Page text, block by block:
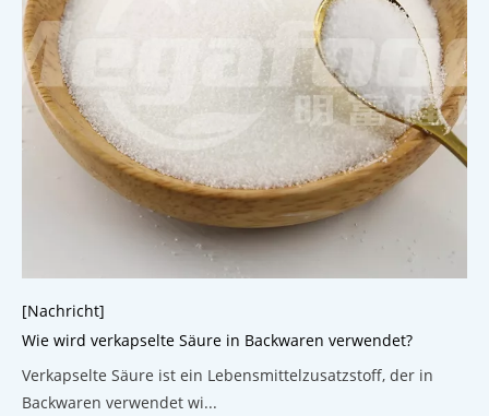
[Nachricht]
Wie wird verkapselte Säure in Backwaren verwendet?
Verkapselte Säure ist ein Lebensmittelzusatzstoff, der in
Backwaren verwendet wi...